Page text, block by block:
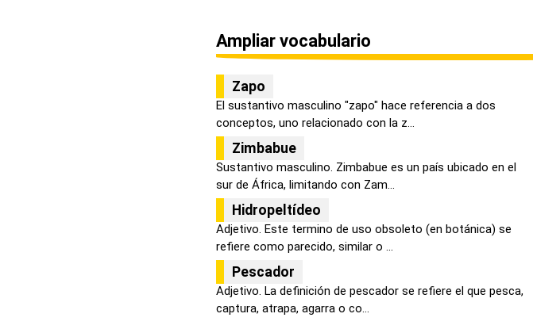
Ampliar vocabulario
Zapo
El sustantivo masculino "zapo" hace referencia a dos
conceptos, uno relacionado con la z...
Zimbabue
Sustantivo masculino. Zimbabue es un país ubicado en el
sur de África, limitando con Zam...
Hidropeltídeo
Adjetivo. Este termino de uso obsoleto (en botánica) se
refiere como parecido, similar o ...
Pescador
Adjetivo. La definición de pescador se refiere el que pesca,
captura, atrapa, agarra o co...